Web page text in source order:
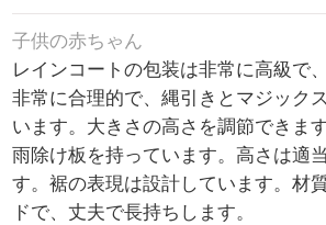
子供の赤ちゃん
レインコートの包装は非常に高級で
非常に合理的で、縄引きとマジック
います。大きさの高さを調節できま
雨除け板を持っています。高さは適
す。裾の表現は設計しています。材
ドで、丈夫で長持ちします。